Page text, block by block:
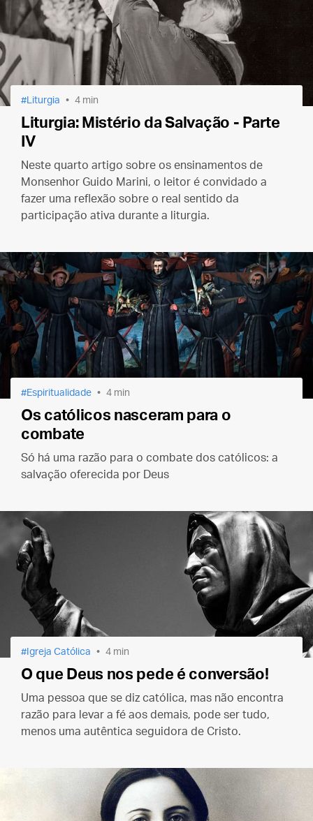
Liturgia 4 min
Liturgia: Mistério da Salvação - Parte
IV
Neste quarto artigo sobre os ensinamentos de
Monsenhor Guido Marini, o leitor é convidado a
fazer uma reflexão sobre o real sentido da
participação ativa durante a liturgia.
Espiritualidade 4 min
Os católicos nasceram para o
combate
Só há uma razão para o combate dos católicos: a
salvação oferecida por Deus
Igreja Católica 4 min
O que Deus nos pede é conversão!
Uma pessoa que se diz católica, mas não encontra
razão para levar a fé aos demais, pode ser tudo,
menos uma autêntica seguidora de Cristo.